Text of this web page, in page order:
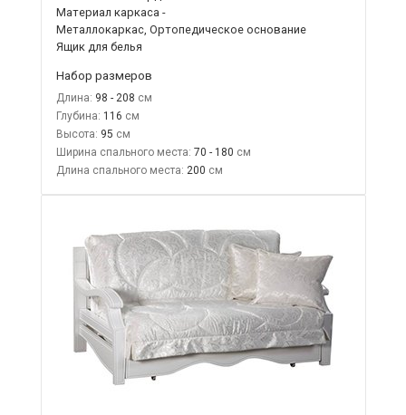
Материал каркаса -
Металлокаркас, Ортопедическое основание
Ящик для белья
Набор размеров
Длина: 98 - 208
Глубина: 116
Высота: 95
Ширина спального места: 70 - 180
Длина спального места: 200